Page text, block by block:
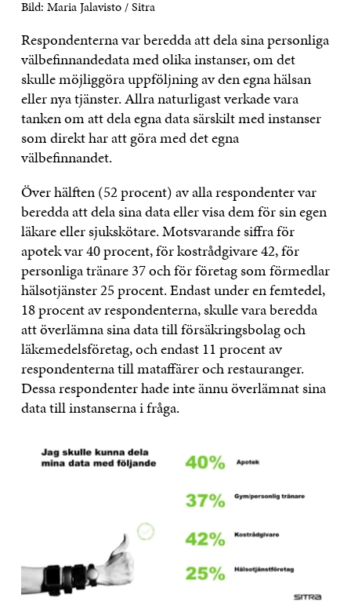
Bild: Maria Jalavisto / Sitra
Respondenterna var beredda att dela sina personliga
välbefinnandedata med olika instanser, om det
skulle möjliggöra uppföljning av den egna hälsan
eller nya tjänster. Allra naturligast verkade vara
tanken om att dela egna data särskilt med instanser
som direkt har att göra med det egna
välbefinnandet.
Över hälften (52 procent) av alla respondenter var
beredda att dela sina data eller visa dem för sin egen
läkare eller sjukskötare. Motsvarande siffra för
apotek var 40 procent, för kostrådgivare 42, för
personliga tränare 37 och för företag som förmedlar
hälsotjänster 25 procent. Endast under en femtedel,
18 procent av respondenterna, skulle vara beredda
att överlämna sina data till försäkringsbolag och
läkemedelsföretag, och endast 11 procent av
respondenterna till mataffärer och restauranger.
Dessa respondenter hade inte ännu överlämnat sina
data till instanserna i fråga.